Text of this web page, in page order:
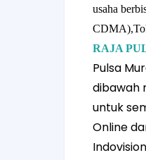
usaha
CDMA),
RAJA
Pulsa
dibawah
untuk
Online